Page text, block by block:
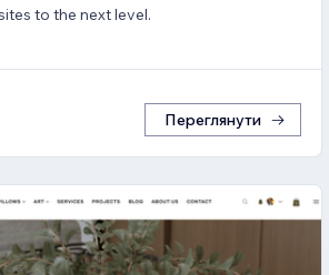
to the next level.
Переглянути